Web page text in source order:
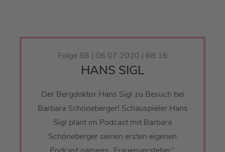
Folge 86 | 06.07.2020 | 68:16
HANS SIGL
Der Bergdoktor Hans Sigl zu Besuch bei
Barbara Schöneberger! Schauspieler Hans
Sigl plant im Podcast mit Barbara
Schöneberger seinen ersten eigenen